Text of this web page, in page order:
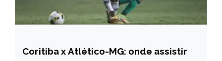
ESPORTES
Coritiba x Atlético-MG: onde assistir